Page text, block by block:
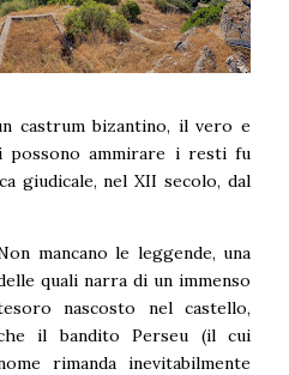
castrum bizantino, il vero e
ammirare i resti fu
giudicale, nel XII secolo, dal
mancano le leggende, una
quali narra di un immenso
nascosto nel castello,
il bandito Perseu (il cui
rimanda inevitabilmente